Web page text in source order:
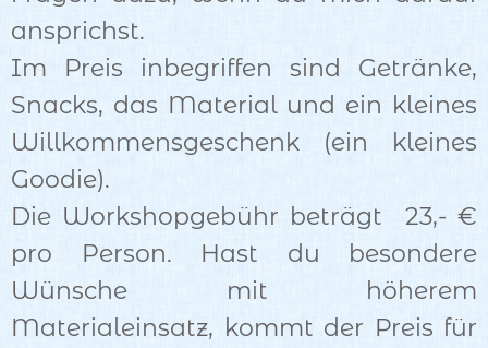
ansprichst.
Im Preis inbegriffen sind Getränke,
Snacks, das Material und ein kleines
Willkommensgeschenk (ein kleines
Goodie).
Die Workshopgebühr beträgt 23,- €
pro Person. Hast du besondere
Wünsche mit höherem
Materialeinsatz, kommt der Preis für